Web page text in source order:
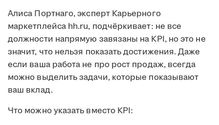
Алиса Портнаго, эксперт Карьерного
маркетплейса hh.ru, подчёркивает: не все
должности напрямую завязаны на KPI, но это не
значит, что нельзя показать достижения. Даже
если ваша работа не про рост продаж, всегда
можно выделить задачи, которые показывают
ваш вклад.
Что можно указать вместо KPI: